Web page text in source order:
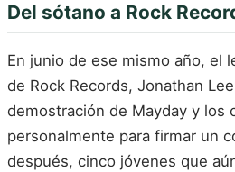
Del sótano a Rock
En junio de ese mismo año, el
de Rock Records, Jonathan
demostración de Mayday y los
personalmente para firmar un
después, cinco jóvenes que